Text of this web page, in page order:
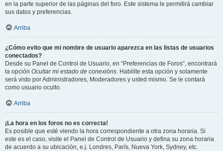
en la parte superior de las páginas del foro. Este sistema le permitirá cambiar
sus datos y preferencias.
Arriba
¿Cómo evito que mi nombre de usuario aparezca en las listas de usuarios
conectados?
Desde su Panel de Control de Usuario, en “Preferencias de Foros”, encontrará
la opción Ocultar mi estado de conexións. Habilite esta opción y solamente
será visto por Administradores, Moderadores y usted mismo. Se le contará
como usuario oculto.
Arriba
¡La hora en los foros no es correcta!
Es posible que esté viendo la hora correspondiente a otra zona horaria. Si
este es el caso, visite el Panel de Control de Usuario y defina su zona horaria
de acuerdo a su ubicación, e.j. Londres, París, Nueva York, Sydney, etc.